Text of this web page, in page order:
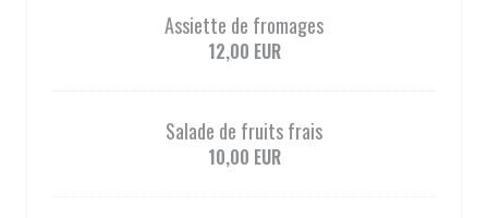
Assiette de fromages
12,00 EUR
Salade de fruits frais
10,00 EUR